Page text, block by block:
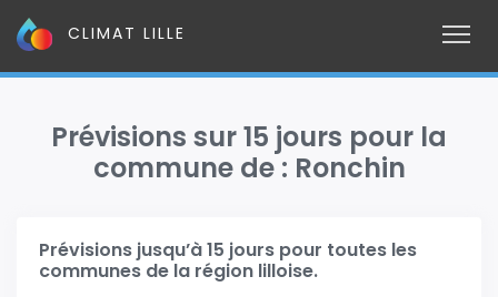
CLIMAT LILLE
Prévisions sur 15 jours pour la
commune de : Ronchin
Prévisions jusqu’à 15 jours pour toutes les
communes de la région lilloise.